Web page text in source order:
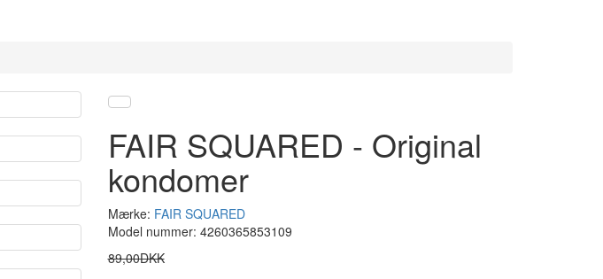
FAIR SQUARED - Original
kondomer
Mærke: FAIR SQUARED
Model nummer: 4260365853109
89,00DKK